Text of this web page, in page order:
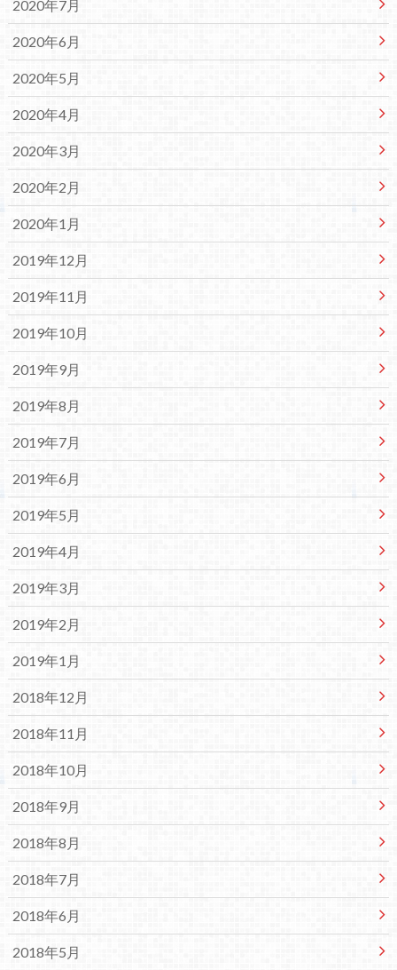
2020年7月
2020年6月
2020年5月
2020年4月
2020年3月
2020年2月
2020年1月
2019年12月
2019年11月
2019年10月
2019年9月
2019年8月
2019年7月
2019年6月
2019年5月
2019年4月
2019年3月
2019年2月
2019年1月
2018年12月
2018年11月
2018年10月
2018年9月
2018年8月
2018年7月
2018年6月
2018年5月